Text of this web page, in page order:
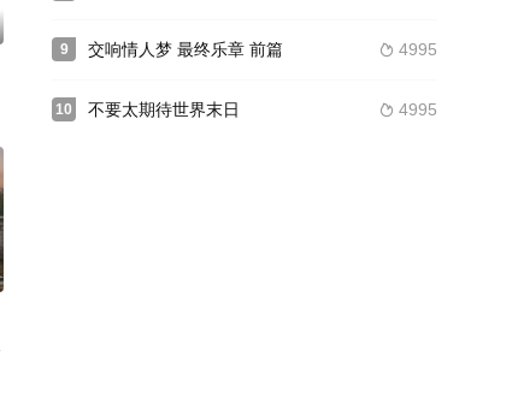
诺 乔恩·费儒 简·库丁 J·K·西蒙斯
Núñez
Madison Davis Faith Delaney 德克斯特·索尔·安塞尔 卡罗琳·皮克尔
Parviainen 埃罗·米罗诺夫 Paavo Kinnunen 克里斯蒂安·希尔伯格
9  4995
交响情人梦 最终乐章 前篇
10  4995
不要太期待世界末日